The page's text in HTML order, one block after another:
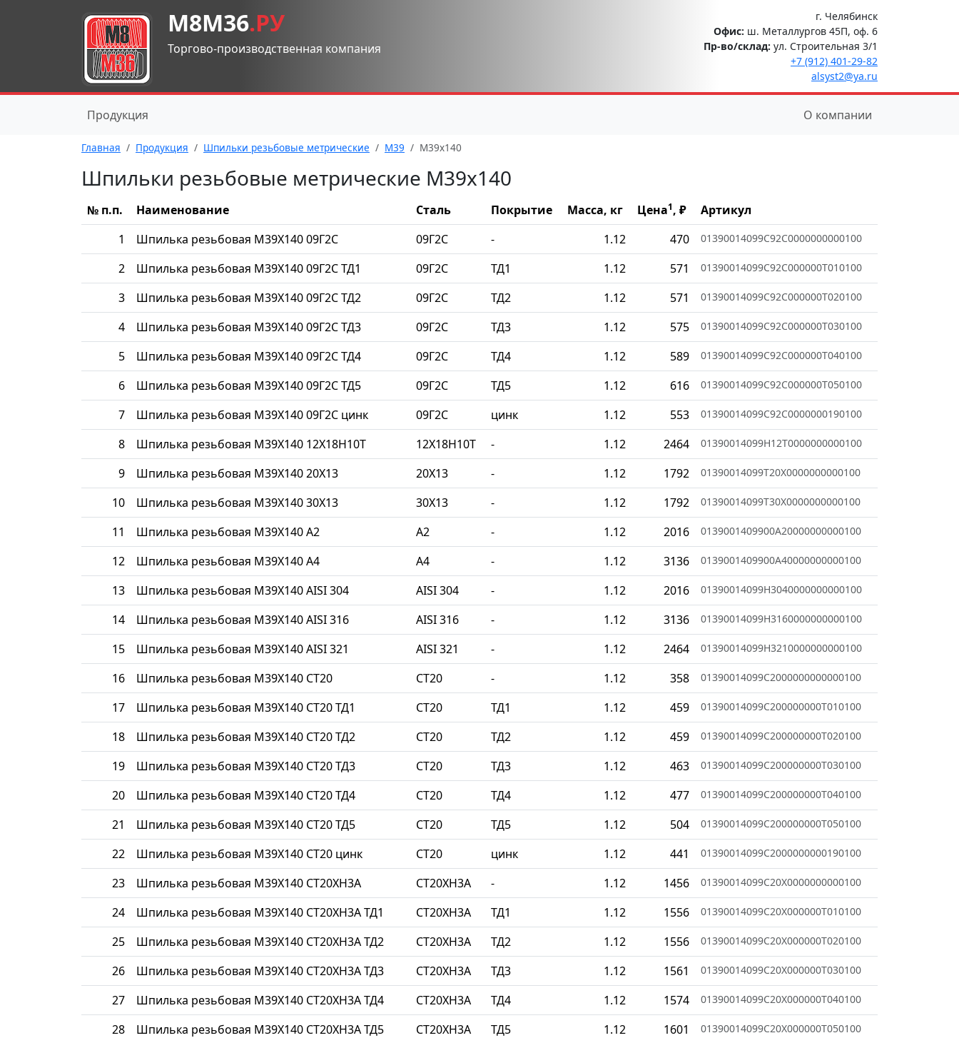
М8М36.РУ
Торгово-производственная компания
г. Челябинск
Офис: ш. Металлургов 45П, оф. 6
Пр-во/склад: ул. Строительная 3/1
+7 (912) 401-29-82
alsyst2@ya.ru
Продукция О компании
Главная Продукция Шпильки резьбовые метрические М39 М39x140
Шпильки резьбовые метрические М39x140
№ п.п. Наименование Сталь Покрытие Масса, кг Цена1, ₽
Артикул
1
Шпилька резьбовая М39Х140 09Г2С 09Г2С - 1.12 470 01390014099C92C0000000000100
2 Шпилька резьбовая М39Х140 09Г2С ТД1 09Г2С ТД1 1.12 571 01390014099C92C000000T010100
3 Шпилька резьбовая М39Х140 09Г2С ТД2 09Г2С ТД2 1.12 571 01390014099C92C000000T020100
4 Шпилька резьбовая М39Х140 09Г2С ТД3 09Г2С ТД3 1.12 575 01390014099C92C000000T030100
5 Шпилька резьбовая М39Х140 09Г2С ТД4 09Г2С ТД4 1.12 589 01390014099C92C000000T040100
6 Шпилька резьбовая М39Х140 09Г2С ТД5 09Г2С ТД5 1.12 616 01390014099C92C000000T050100
7 Шпилька резьбовая М39Х140 09Г2С цинк 09Г2С цинк 1.12 553 01390014099C92C0000000190100
8 Шпилька резьбовая М39Х140 12Х18Н10Т 12Х18Н10Т - 1.12 2464 01390014099H12T0000000000100
9 Шпилька резьбовая М39Х140 20Х13 20Х13 - 1.12 1792 01390014099T20X0000000000100
10 Шпилька резьбовая М39Х140 30Х13 30Х13 - 1.12 1792 01390014099T30X0000000000100
11 Шпилька резьбовая М39Х140 A2 A2 - 1.12 2016 0139001409900A20000000000100
12 Шпилька резьбовая М39Х140 A4 A4 - 1.12 3136 0139001409900A40000000000100
13 Шпилька резьбовая М39Х140 AISI 304 AISI 304 - 1.12 2016 01390014099H3040000000000100
14 Шпилька резьбовая М39Х140 AISI 316 AISI 316 - 1.12 3136 01390014099H3160000000000100
15 Шпилька резьбовая М39Х140 AISI 321 AISI 321 - 1.12 2464 01390014099H3210000000000100
16 Шпилька резьбовая М39Х140 СТ20 СТ20 - 1.12 358 01390014099C2000000000000100
17 Шпилька резьбовая М39Х140 СТ20 ТД1 СТ20 ТД1 1.12 459 01390014099C200000000T010100
18 Шпилька резьбовая М39Х140 СТ20 ТД2 СТ20 ТД2 1.12 459 01390014099C200000000T020100
19 Шпилька резьбовая М39Х140 СТ20 ТД3 СТ20 ТД3 1.12 463 01390014099C200000000T030100
20 Шпилька резьбовая М39Х140 СТ20 ТД4 СТ20 ТД4 1.12 477 01390014099C200000000T040100
21 Шпилька резьбовая М39Х140 СТ20 ТД5 СТ20 ТД5 1.12 504 01390014099C200000000T050100
22 Шпилька резьбовая М39Х140 СТ20 цинк СТ20 цинк 1.12 441 01390014099C2000000000190100
23 Шпилька резьбовая М39Х140 СТ20ХН3А СТ20ХН3А - 1.12 1456 01390014099C20X0000000000100
24 Шпилька резьбовая М39Х140 СТ20ХН3А ТД1 СТ20ХН3А ТД1 1.12 1556 01390014099C20X000000T010100
25 Шпилька резьбовая М39Х140 СТ20ХН3А ТД2 СТ20ХН3А ТД2 1.12 1556 01390014099C20X000000T020100
26 Шпилька резьбовая М39Х140 СТ20ХН3А ТД3 СТ20ХН3А ТД3 1.12 1561 01390014099C20X000000T030100
27 Шпилька резьбовая М39Х140 СТ20ХН3А ТД4 СТ20ХН3А ТД4 1.12 1574 01390014099C20X000000T040100
28 Шпилька резьбовая М39Х140 СТ20ХН3А ТД5 СТ20ХН3А ТД5 1.12 1601 01390014099C20X000000T050100